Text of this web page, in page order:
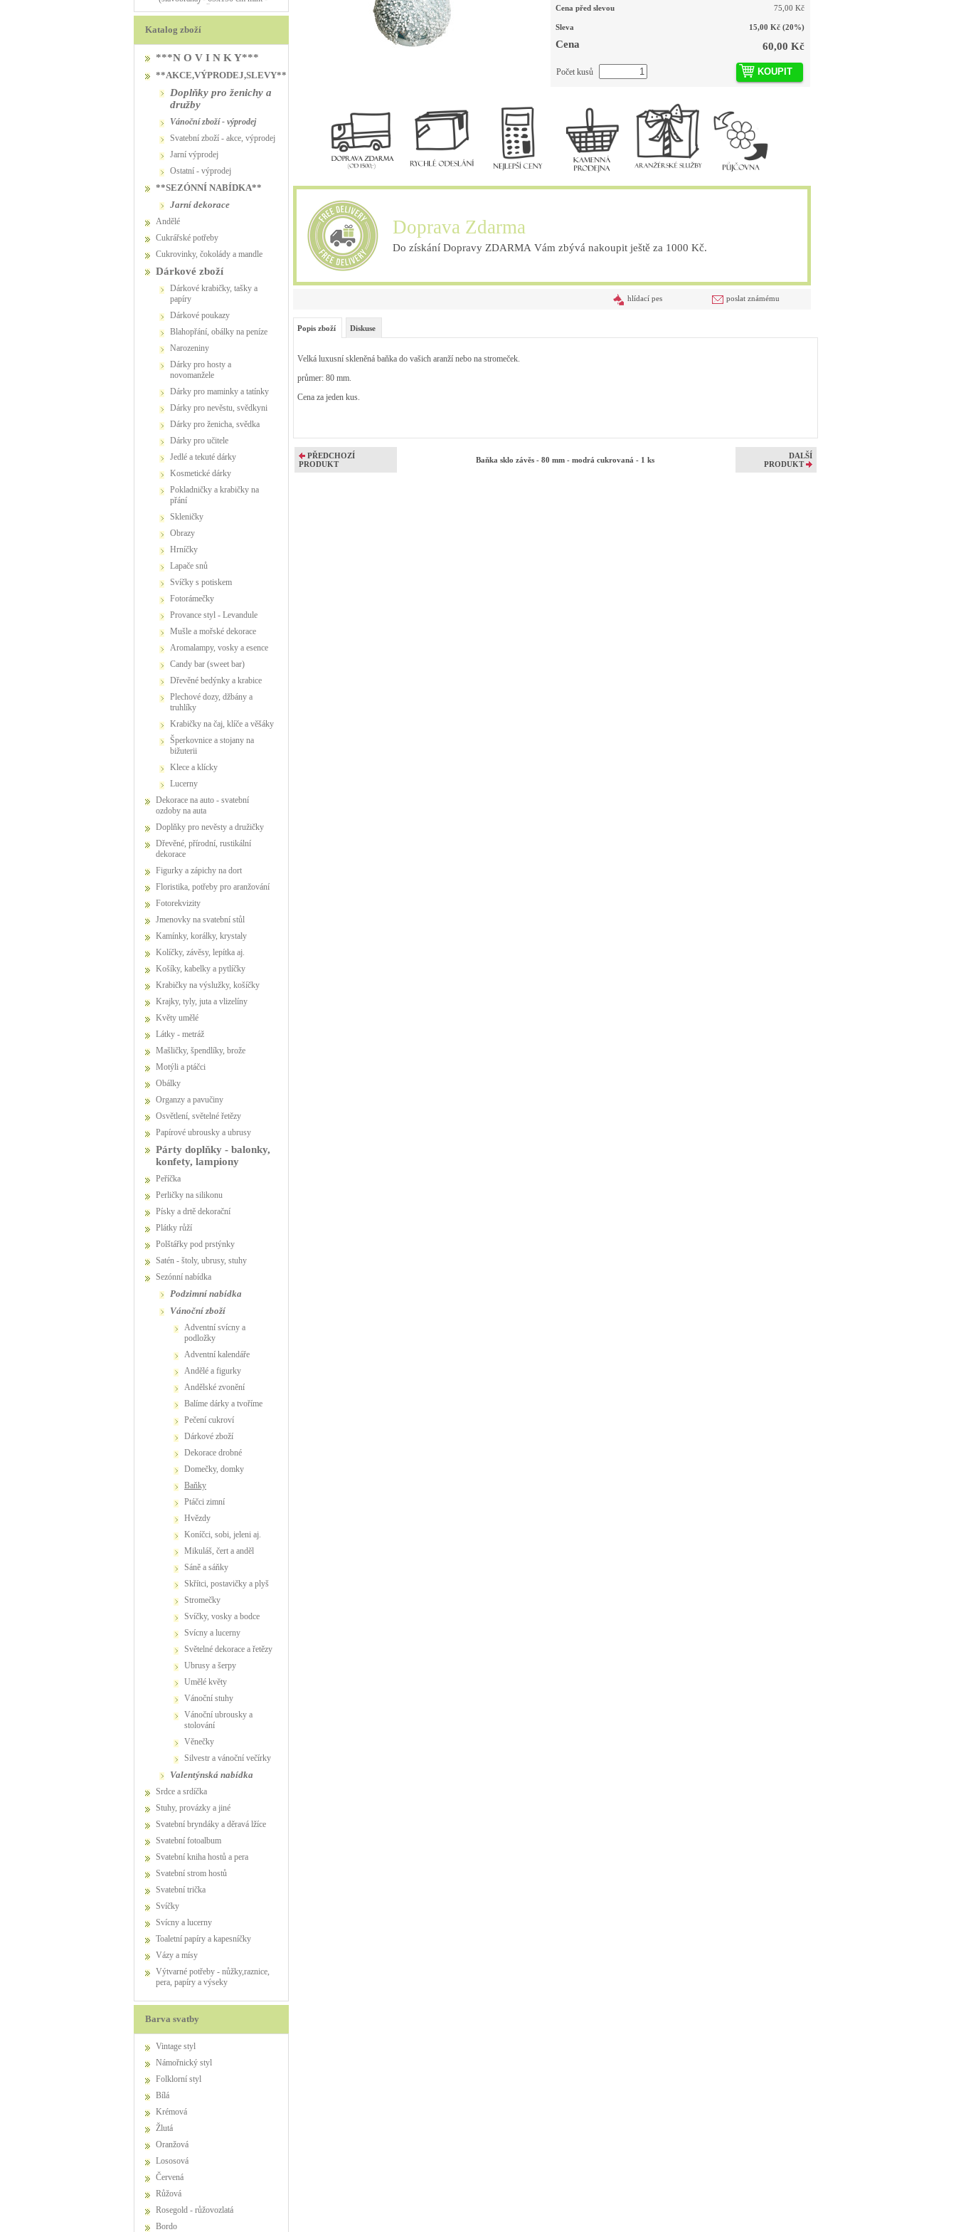
PŮJČOVNA
PŮJČOVNA
Katalog zboží
***N O V I N K Y***
**AKCE,VÝPRODEJ,SLEVY**
Doplňky pro ženichy a
družby
vánoční zboží - výprodej
svatební zboží - akce, výprodej
jarní výprodej
ostatní - výprodej
**SEZÓNNÍ NABÍDKA**
jarní dekorace
Andělé
Cukrářské potřeby
Cukrovinky, čokolády a mandle
Dárkové zboží
Dárkové krabičky, tašky a
papíry
Dárkové poukazy
Blahopřání, obálky na peníze
Narozeniny
Dárky pro hosty a
novomanžele
Dárky pro maminky a tatínky
Dárky pro nevěstu, svědkyni
Dárky pro ženicha, svědka
Dárky pro učitele
Jedlé a tekuté dárky
Kosmetické dárky
Pokladničky a krabičky na
přání
Skleničky
Obrazy
Hrníčky
Lapače snů
Svíčky s potiskem
Fotorámečky
Provance styl - Levandule
Mušle a mořské dekorace
Aromalampy, vosky a esence
Candy bar (sweet bar)
Dřevěné bedýnky a krabice
Plechové dozy, džbány a
truhlíky
Krabičky na čaj, klíče a věšáky
Šperkovnice a stojany na
bižuterii
Klece a klícky
Lucerny
Dekorace na auto - svatební
ozdoby na auta
Doplňky pro nevěsty a družičky
Dřevěné, přírodní, rustikální
dekorace
Figurky a zápichy na dort
Floristika, potřeby pro aranžování
Fotorekvizity
Jmenovky na svatební stůl
Kamínky, korálky, krystaly
Kolíčky, závěsy, lepítka aj.
Košíky, kabelky a pytlíčky
Krabičky na výslužky, košíčky
Krajky, tyly, juta a vlizelíny
Květy umělé
Látky - metráž
Mašličky, špendlíky, brože
Motýli a ptáčci
Obálky
Organzy a pavučiny
Osvětlení, světelné řetězy
Papírové ubrousky a ubrusy
Párty doplňky - balonky,
konfety, lampiony
Peříčka
Perličky na silikonu
Písky a drtě dekorační
Plátky růží
Polštářky pod prstýnky
Satén - štoly, ubrusy, stuhy
Sezónní nabídka
podzimní nabídka
vánoční zboží
adventní svícny a
podložky
adventní kalendáře
andělé a figurky
andělské zvonění
balíme dárky a tvoříme
pečení cukroví
dárkové zboží
dekorace drobné
domečky, domky
baňky
ptáčci zimní
hvězdy
koníčci, sobi, jeleni aj.
Mikuláš, čert a anděl
sáně a sáňky
skřítci, postavičky a plyš
stromečky
svíčky, vosky a bodce
svícny a lucerny
světelné dekorace a řetězy
ubrusy a šerpy
umělé květy
vánoční stuhy
vánoční ubrousky a
stolování
věnečky
Silvestr a vánoční večírky
valentýnská nabídka
Srdce a srdíčka
Stuhy, provázky a jiné
Svatební bryndáky a děravá lžíce
Svatební fotoalbum
Svatební kniha hostů a pera
Svatební strom hostů
Svatební trička
Svíčky
Svícny a lucerny
Toaletní papíry a kapesníčky
Vázy a mísy
Výtvarné potřeby - nůžky,raznice,
pera, papíry a výseky
Barva svatby
Vintage styl
Námořnický styl
Folklorní styl
Bílá
Krémová
Žlutá
Oranžová
Lososová
Červená
Růžová
Rosegold - růžovozlatá
Bordo
Cena před slevou 75,00 Kč
Sleva 15,00 Kč (20%)
Cena 60,00 Kč
KOUPIT
Počet kusů
Doprava Zdarma
Do získání Dopravy ZDARMA Vám zbývá nakoupit ještě za 1000 Kč.
poslat známému
hlídací pes
Popis zboží Diskuse
Velká luxusní skleněná baňka do vašich aranží nebo na stromeček.
průmer: 80 mm.
Cena za jeden kus.
PŘEDCHOZÍ
PRODUKT
Baňka sklo závěs - 80 mm - modrá cukrovaná - 1 ks
DALŠÍ
PRODUKT